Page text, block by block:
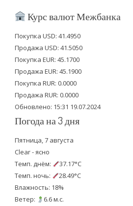
i
t
e
r
c
b
o
o
k
u
u
b
e
Курс валют Межбанка
Покупка USD: 41.4950
Продажа USD: 41.5050
Покупка EUR: 45.1700
Продажа EUR: 45.1900
Покупка RUR: 0.0000
Продажа RUR: 0.0000
Обновлено: 15:31 19.07.2024
Погода на 3 дня
Пятница, 7 августа
Clear - ясно
Темп. днём:
37.17°C
Темп. ночь:
28.49°C
Влажность: 18%
Ветер:
6.6 м.с.